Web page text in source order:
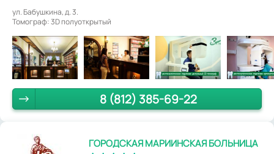
ул. Бабушкина, д. 3.
Томограф: 3D полуоткрытый
8 (812) 385-69-22
ГОРОДСКАЯ МАРИИНСКАЯ БОЛЬНИЦА